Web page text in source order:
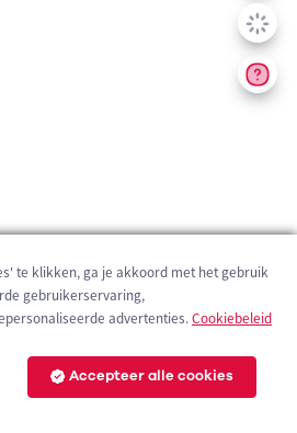
te klikken, ga je akkoord met het gebruik
gebruikerservaring,
advertenties.Cookiebeleid
Accepteer alle cookies